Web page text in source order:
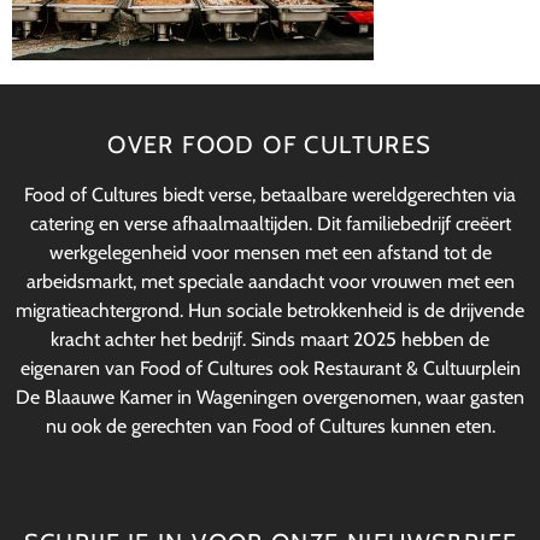
OVER FOOD OF CULTURES
Food of Cultures biedt verse, betaalbare wereldgerechten via
catering en verse afhaalmaaltijden. Dit familiebedrijf creëert
werkgelegenheid voor mensen met een afstand tot de
arbeidsmarkt, met speciale aandacht voor vrouwen met een
migratieachtergrond. Hun sociale betrokkenheid is de drijvende
kracht achter het bedrijf. Sinds maart 2025 hebben de
eigenaren van Food of Cultures ook Restaurant & Cultuurplein
De Blaauwe Kamer in Wageningen overgenomen, waar gasten
nu ook de gerechten van Food of Cultures kunnen eten.